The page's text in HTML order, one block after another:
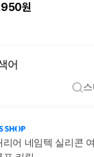
원
어
리어 네임텍 실리콘